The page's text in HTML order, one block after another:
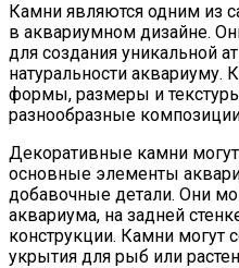
Камни являются одним из
в аквариумном дизайне.
для создания уникальной
натуральности аквариуму.
формы, размеры и
разнообразные
Декоративные камни
основные элементы
добавочные детали. Они
аквариума, на задней
конструкции. Камни могут
укрытия для рыб или